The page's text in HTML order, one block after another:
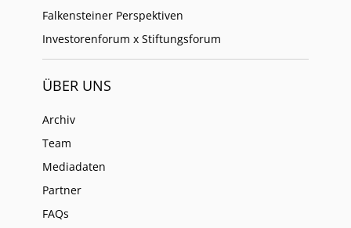
Falkensteiner Perspektiven
Investorenforum x Stiftungsforum
ÜBER UNS
Archiv
Team
Mediadaten
Partner
FAQs